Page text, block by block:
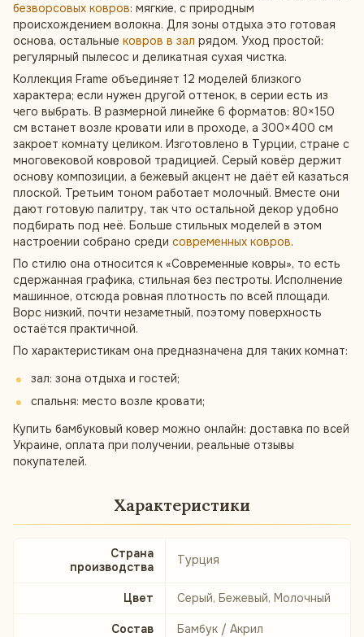
безворсовых ковров: мягкие, с природным
происхождением волокна. Для зоны отдыха это готовая
основа, остальные ковров в зал рядом. Уход простой:
регулярный пылесос и деликатная сухая чистка.
Коллекция Frame объединяет 12 моделей близкого
характера; если нужен другой оттенок, в серии есть из
чего выбрать. В размерной линейке 6 форматов: 80×150
см встанет возле кровати или в проходе, а 300×400 см
закроет комнату целиком. Изготовлено в Турции, стране с
многовековой ковровой традицией. Серый ковёр держит
основу композиции, а бежевый акцент не даёт ей казаться
плоской. Третьим тоном работает молочный. Вместе они
дают готовую палитру, так что остальной декор удобно
подбирать под неё. Больше стильных моделей в этом
настроении собрано среди современных ковров.
По стилю она относится к «Современные ковры», то есть
сдержанная графика, стильная без пестроты. Исполнение
машинное, отсюда ровная плотность по всей площади.
Ворс низкий, почти незаметный, поэтому поверхность
остаётся практичной.
По характеристикам она предназначена для таких комнат:
зал: зона отдыха и гостей;
спальня: место возле кровати;
Купить бамбуковый ковер можно онлайн: доставка по всей
Украине, оплата при получении, реальные отзывы
покупателей.
Характеристики
Страна
производства
Турция
Цвет Серый, Бежевый, Молочный
Состав Бамбук / Акрил